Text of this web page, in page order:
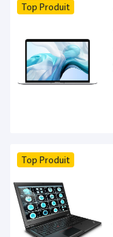
Top Produit
Top Produit